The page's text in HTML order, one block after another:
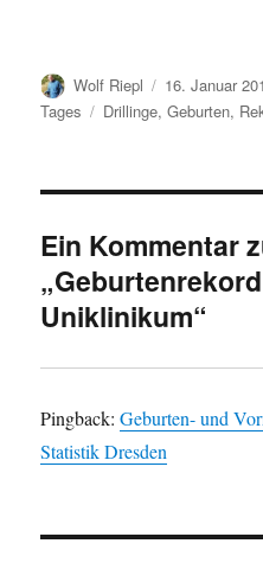
Autor
Wolf Riepl
Veröffentlicht
am
16. Januar
Tages
Schlagwörter
Drillinge,Geburten,
Ein Kommentar
Uniklinikum“
Pingback:Geburten- und
Statistik Dresden